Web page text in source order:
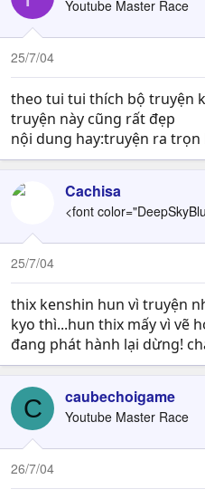
Youtube Master Race
25/7/04
theo tui tui thích bộ truyện
truyện này cũng rất đẹp
nội dung hay:truyện ra
Cachisa
<font
25/7/04
thix kenshin hun vì truyện
kyo thì...hun thix mấy vì vẽ
đang phát hành lại dừng!
C caubechoigame
Youtube Master Race
26/7/04